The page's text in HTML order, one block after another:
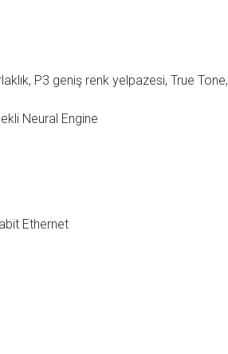
P3 geniş renk yelpazesi, True
Neural Engine
Ethernet